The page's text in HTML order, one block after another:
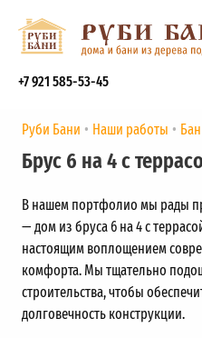
+7 921 585-53-45
Руби Бани Наши работы
Брус 6 на 4 с
В нашем портфолио мы рады
— дом из бруса 6 на 4 с
настоящим воплощением
комфорта. Мы тщательно
строительства, чтобы
долговечность конструкции.